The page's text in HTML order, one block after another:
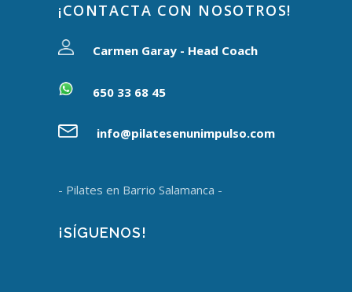
¡CONTACTA CON NOSOTROS!
Carmen Garay - Head Coach
650 33 68 45
info@pilatesenunimpulso.com
- Pilates en Barrio Salamanca -
¡SÍGUENOS!